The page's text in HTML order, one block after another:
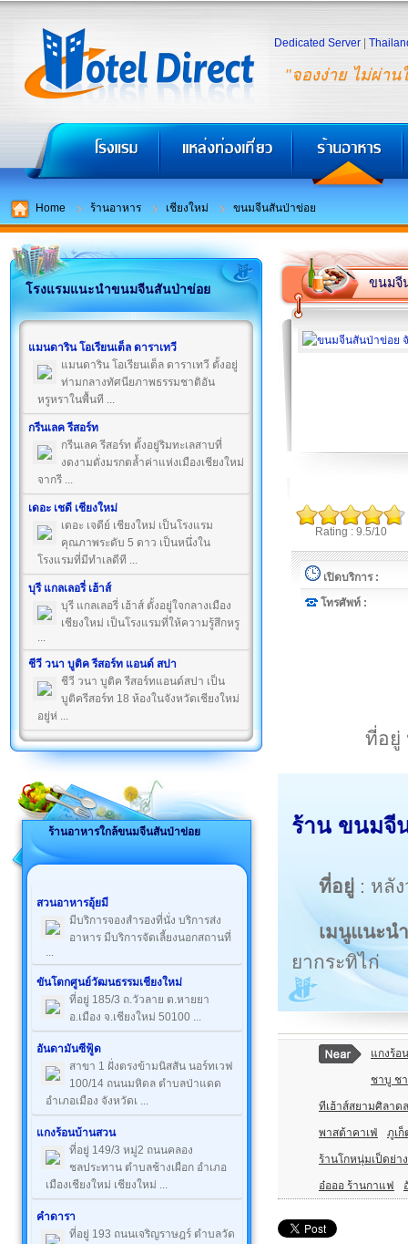
"จองง่าย ไม่ผ่าน
Dedicated Server
Home ร้านอาหาร เชียงใหม่ ขนมจีนสันป่าข่อย
โรงแรมแนะนำขนมจีนสันป่าข่อย
แมนดาริน โอเรียนเต็ล ดาราเทวี
แมนดาริน โอเรียนเต็ล ดาราเทวี ตั้งอยู่
ท่ามกลางทัศนียภาพธรรมชาติอัน
หรูหราในพื้นที ...
กรีนเลค รีสอร์ท
กรีนเลค รีสอร์ท ตั้งอยู่ริมทะเลสาบที่
งดงามดั่งมรกตล้ำค่าแห่งเมืองเชียงใหม่
จากรี ...
เดอะ เชดี เชียงใหม่
เดอะ เจดีย์ เชียงใหม่ เป็นโรงแรม
คุณภาพระดับ 5 ดาว เป็นหนึ่งใน
โรงแรมที่มีทำเลดีที ...
บุรี แกลเลอรี่ เฮ้าส์
บุรี แกลเลอรี่ เฮ้าส์ ตั้งอยู่ใจกลางเมือง
เชียงใหม่ เป็นโรงแรมที่ให้ความรู้สึกหรู
...
ชีวี วนา บูติค รีสอร์ท แอนด์ สปา
ชีวี วนา บูติค รีสอร์ทแอนด์สปา เป็น
บูติครีสอร์ท 18 ห้องในจังหวัดเชียงใหม่
อยู่ห่ ...
ร้านอาหารใกล้ขนมจีนสันป่าข่อย
สวนอาหารอุ้ยมี
มีบริการจองสำรองที่นั่ง บริการส่ง
อาหาร มีบริการจัดเลี้ยงนอกสถานที่
...
ขันโตกศูนย์วัฒนธรรมเชียงใหม่
ที่อยู่ 185/3 ถ.วัวลาย ต.หายยา
อ.เมือง จ.เชียงใหม่ 50100 ...
อันดามันซีฟู้ด
สาขา 1 ฝั่งตรงข้ามนิสสัน นอร์ทเวฟ
100/14 ถนนมหิดล ตำบลป่าแดด
อำเภอเมือง จังหวัดเ ...
แกงร้อนบ้านสวน
ที่อยู่ 149/3 หมู่2 ถนนคลอง
ชลประทาน ตำบลช้างเผือก อำเภอ
เมืองเชียงใหม่ เชียงใหม่ ...
คำดารา
ที่อยู่ 193 ถนนเจริญราษฎร์ ตำบลวัด
ขนมจี
Rating : 9.5/10
เปิดบริการ :
โทรศัพท์ :
ที่อยู่
ร้าน ขนมจี
ที่อยู่ : หลั
เมนูแนะนำ
ยากระทิไก่
แกงร้อ
ชาบู ช
ทีเฮ้าส์สยามศิลาดล
พาสต้าคาเฟ่ ภูเ
ร้านโกหนุ่มเป็ดย่าง
อ๋อออ ร้านกาแฟ